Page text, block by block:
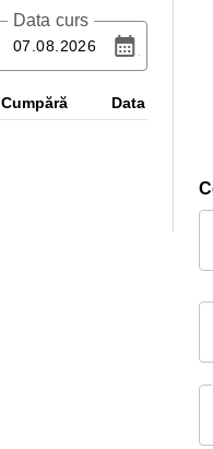
Data curs
Cumpără Data